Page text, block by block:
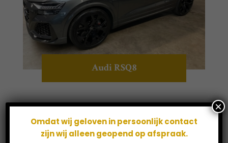
Audi RSQ8
Omdat wij geloven in persoonlijk contact
zijn wij alleen geopend op afspraak.
×